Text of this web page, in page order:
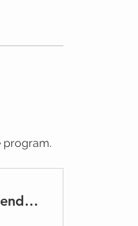
program.
Técnicas y Herramientas para aprender Mejor